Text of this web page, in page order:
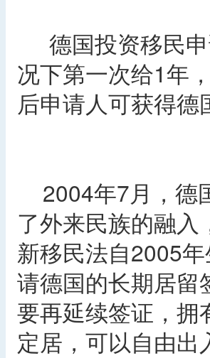
德国投资移民申
况下第一次给1年
后申请人可获得
2004年7月，德
了外来民族的融
新移民法自2005
请德国的长期居留
要再延续签证，拥
定居，可以自由